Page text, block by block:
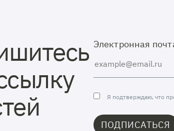
Электронная
Я подтверждаю, что
ПОДПИСАТЬСЯ